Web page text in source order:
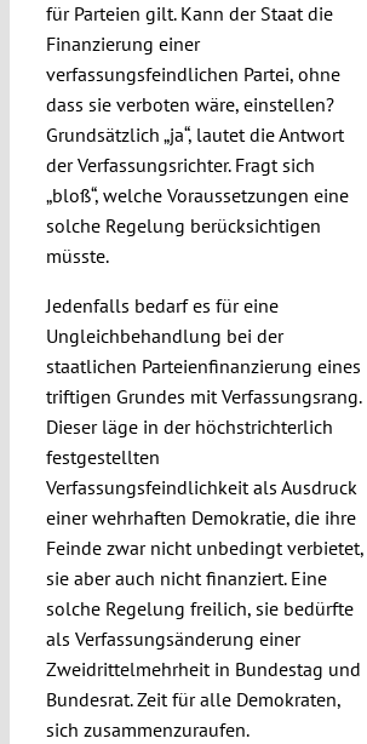
für Parteien gilt. Kann der Staat die
Finanzierung einer
verfassungsfeindlichen Partei, ohne
dass sie verboten wäre, einstellen?
Grundsätzlich „ja“, lautet die Antwort
der Verfassungsrichter. Fragt sich
„bloß“, welche Voraussetzungen eine
solche Regelung berücksichtigen
müsste.
Jedenfalls bedarf es für eine
Ungleichbehandlung bei der
staatlichen Parteienfinanzierung eines
triftigen Grundes mit Verfassungsrang.
Dieser läge in der höchstrichterlich
festgestellten
Verfassungsfeindlichkeit als Ausdruck
einer wehrhaften Demokratie, die ihre
Feinde zwar nicht unbedingt verbietet,
sie aber auch nicht finanziert. Eine
solche Regelung freilich, sie bedürfte
als Verfassungsänderung einer
Zweidrittelmehrheit in Bundestag und
Bundesrat. Zeit für alle Demokraten,
sich zusammenzuraufen.